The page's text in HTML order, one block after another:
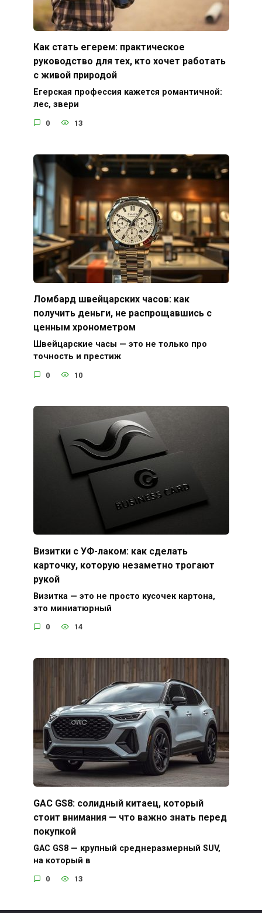
Как стать егерем: практическое
руководство для тех, кто хочет работать
с живой природой
Егерская профессия кажется романтичной:
лес, звери
0 13
Ломбард швейцарских часов: как
получить деньги, не распрощавшись с
ценным хронометром
Швейцарские часы — это не только про
точность и престиж
0 10
Визитки с УФ-лаком: как сделать
карточку, которую незаметно трогают
рукой
Визитка — это не просто кусочек картона,
это миниатюрный
0 14
GAC GS8: солидный китаец, который
стоит внимания — что важно знать перед
покупкой
GAC GS8 — крупный среднеразмерный SUV,
на который в
0 13